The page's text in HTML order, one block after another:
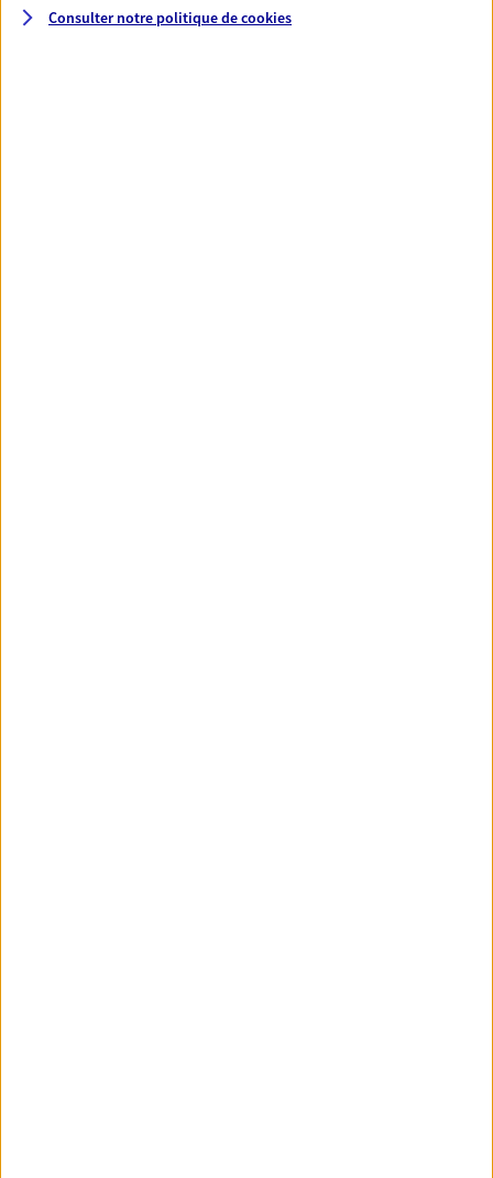
Consulter notre politique decookies